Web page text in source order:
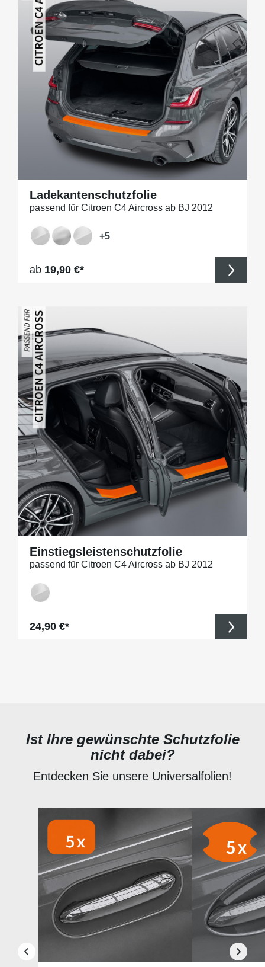
Ladekantenschutzfolie
passend für Citroen C4 Aircross ab BJ 2012
+5
Regulärer Preis:
ab 19,90 €*
Einstiegsleistenschutzfolie
passend für Citroen C4 Aircross ab BJ 2012
Regulärer Preis:
24,90 €*
Ist Ihre gewünschte Schutzfolie
nicht dabei?
Entdecken Sie unsere Universalfolien!